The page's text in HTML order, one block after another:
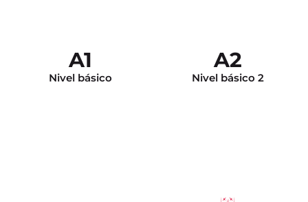
A1
Nivel básico
A2
Nivel básico 2